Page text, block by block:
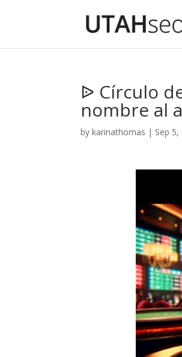
ᐉ Círculo
nombre al
bykarinathomas | Sep 5,